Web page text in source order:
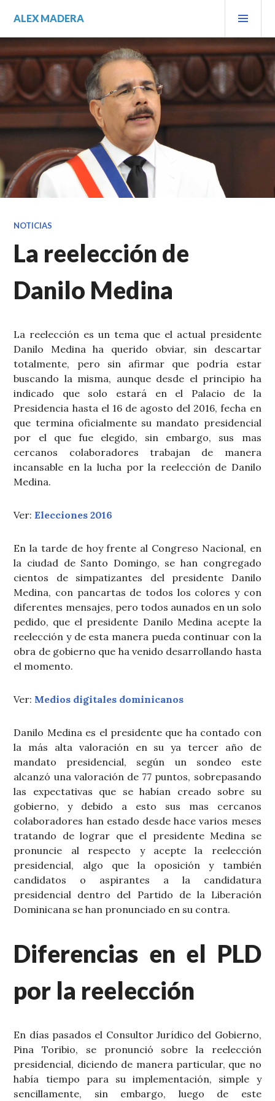
contenido.
ALEX MADERA
NOTICIAS
La reelección de
Danilo Medina
La reelección es un tema que el actual presidente
Danilo Medina ha querido obviar, sin descartar
totalmente, pero sin afirmar que podría estar
buscando la misma, aunque desde el principio ha
indicado que solo estará en el Palacio de la
Presidencia hasta el 16 de agosto del 2016, fecha en
que termina oficialmente su mandato presidencial
por el que fue elegido, sin embargo, sus mas
cercanos colaboradores trabajan de manera
incansable en la lucha por la reelección de Danilo
Medina.
Ver:Elecciones 2016
En la tarde de hoy frente al Congreso Nacional, en
la ciudad de Santo Domingo, se han congregado
cientos de simpatizantes del presidente Danilo
Medina, con pancartas de todos los colores y con
diferentes mensajes, pero todos aunados en un solo
pedido, que el presidente Danilo Medina acepte la
reelección y de esta manera pueda continuar con la
obra de gobierno que ha venido desarrollando hasta
el momento.
Ver: Medios digitales dominicanos
Danilo Medina es el presidente que ha contado con
la más alta valoración en su ya tercer año de
mandato presidencial, según un sondeo este
alcanzó una valoración de 77 puntos, sobrepasando
las expectativas que se habían creado sobre su
gobierno, y debido a esto sus mas cercanos
colaboradores han estado desde hace varios meses
tratando de lograr que el presidente Medina se
pronuncie al respecto y acepte la reelección
presidencial, algo que la oposición y también
candidatos o aspirantes a la candidatura
presidencial dentro del Partido de la Liberación
Dominicana se han pronunciado en su contra.
Diferencias en el PLD
por la reelección
En días pasados el Consultor Jurídico del Gobierno,
Pina Toribio, se pronunció sobre la reelección
presidencial, diciendo de manera particular, que no
había tiempo para su implementación, simple y
sencillamente, sin embargo, luego de este